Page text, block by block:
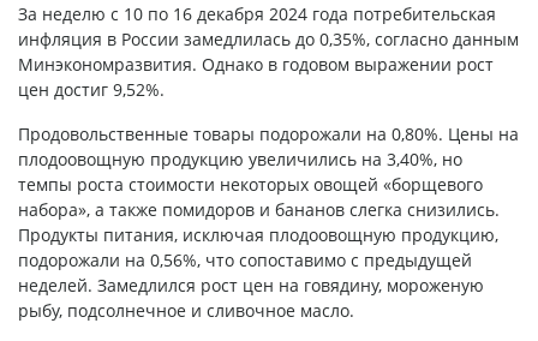
За неделю с 10 по 16 декабря 2024 года потребительская
инфляция в России замедлилась до 0,35%, согласно данным
Минэкономразвития. Однако в годовом выражении рост
цен достиг 9,52%.
Продовольственные товары подорожали на 0,80%. Цены на
плодоовощную продукцию увеличились на 3,40%, но
темпы роста стоимости некоторых овощей «борщевого
набора», а также помидоров и бананов слегка снизились.
Продукты питания, исключая плодоовощную продукцию,
подорожали на 0,56%, что сопоставимо с предыдущей
неделей. Замедлился рост цен на говядину, мороженую
рыбу, подсолнечное и сливочное масло.